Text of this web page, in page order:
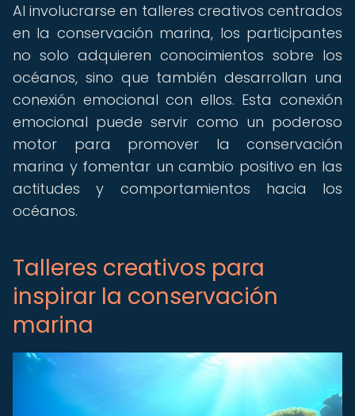
Al involucrarse en talleres creativos centrados
en la conservación marina, los participantes
no solo adquieren conocimientos sobre los
océanos, sino que también desarrollan una
conexión emocional con ellos. Esta conexión
emocional puede servir como un poderoso
motor para promover la conservación
marina y fomentar un cambio positivo en las
actitudes y comportamientos hacia los
océanos.
Talleres creativos para
inspirar la conservación
marina